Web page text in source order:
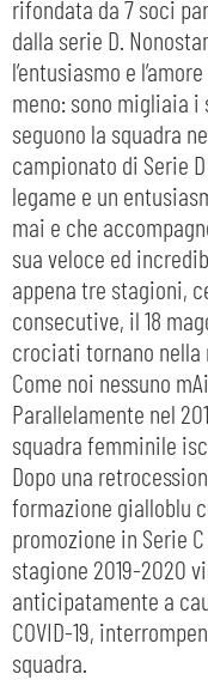
rifondata da 7 soci
dalla serie D.
l’entusiasmo e
meno: sono migliaia
seguono la squadra
campionato di Serie
legame e un
mai e che
sua veloce ed
appena tre stagioni,
consecutive, il 18
crociati tornano nella
Come noi nessuno
Parallelamente nel
squadra femminile
Dopo una
formazione gialloblu
promozione in Serie
stagione 2019-2020
anticipatamente a
COVID-19,
squadra.